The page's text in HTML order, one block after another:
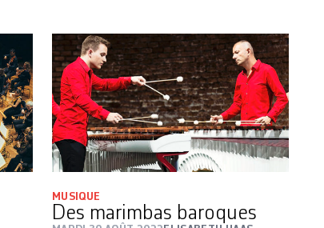
MUSIQUE
Des marimbas baroques